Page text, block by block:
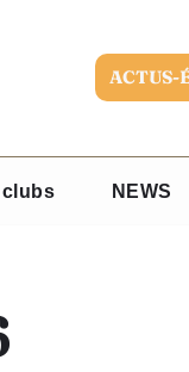
ACTUS-
clubs NEWS